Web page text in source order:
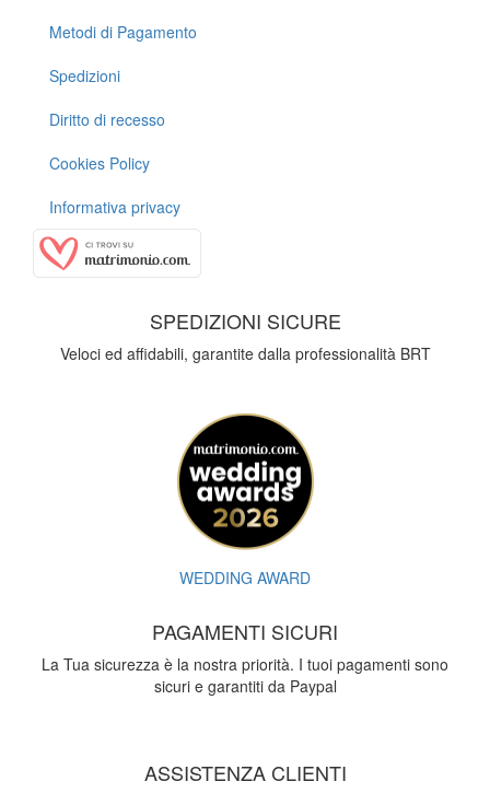
Metodi di Pagamento
Spedizioni
Diritto di recesso
Cookies Policy
Informativa privacy
SPEDIZIONI SICURE
Veloci ed affidabili, garantite dalla professionalità BRT
WEDDING AWARD
PAGAMENTI SICURI
La Tua sicurezza è la nostra priorità. I tuoi pagamenti sono
sicuri e garantiti da Paypal
ASSISTENZA CLIENTI